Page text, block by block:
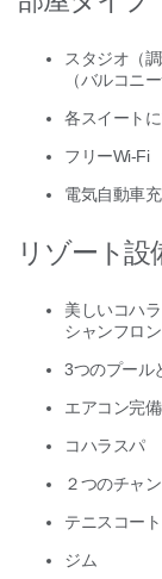
スタジオ（
（バルコニー
各スイート
フリーWi-Fi
電気自動車
リゾート設
美しいコハ
シャンフロ
3つのプール
エアコン完
コハラスパ
２つのチャ
テニスコート
ジム